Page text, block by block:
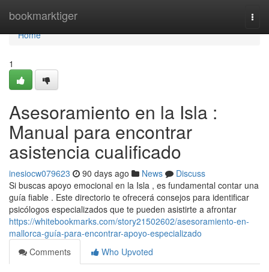
bookmarktiger
Home
Home
1
Asesoramiento en la Isla :
Manual para encontrar
asistencia cualificado
inesiocw079623 90 days ago News
Discuss
Si buscas apoyo emocional en la Isla , es fundamental contar una
guía fiable . Este directorio te ofrecerá consejos para identificar
psicólogos especializados que te pueden asistirte a afrontar
https://whitebookmarks.com/story21502602/asesoramiento-en-
mallorca-guía-para-encontrar-apoyo-especializado
Comments
Who Upvoted